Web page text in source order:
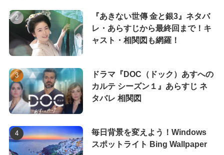
『あきない世傳 金と銀3』ネタバ
レ・あらすじから最終回まで！キ
ャスト・相関図も網羅！
ドラマ『DOC（ドック）あすへの
カルテ シーズン１』あらすじ ネ
タバレ 相関図
毎日背景を変えよう！Windows
スポットライト Bing Wallpaper